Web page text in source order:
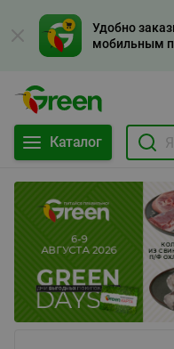
Удобно
мобильным
Каталог